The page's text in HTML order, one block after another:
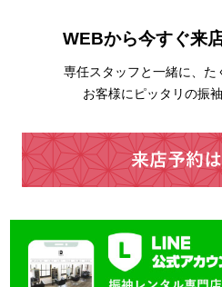
WEBから今すぐ来
専任スタッフと一緒に、た
お客様にピッタリの振